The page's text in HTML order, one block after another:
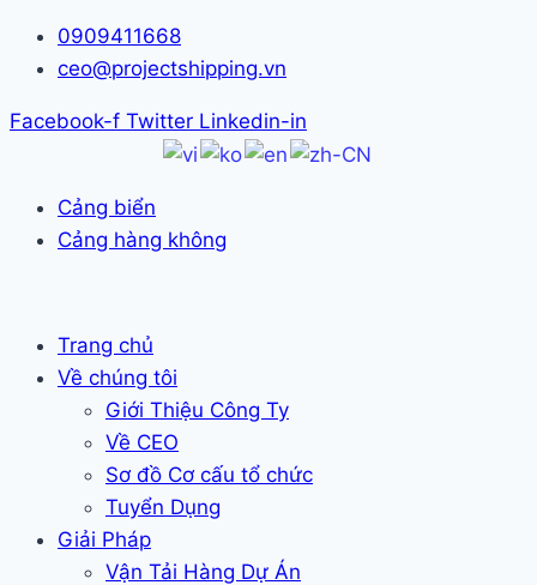
Skip
0909411668
ceo@projectshipping.vn
Facebook-f Twitter Linkedin-in
Cảng biển
Cảng hàng không
Trang chủ
Về chúng tôi
Giới Thiệu Công Ty
Về CEO
Sơ đồ Cơ cấu tổ chức
Tuyển Dụng
Giải Pháp
Vận Tải Hàng Dự Án